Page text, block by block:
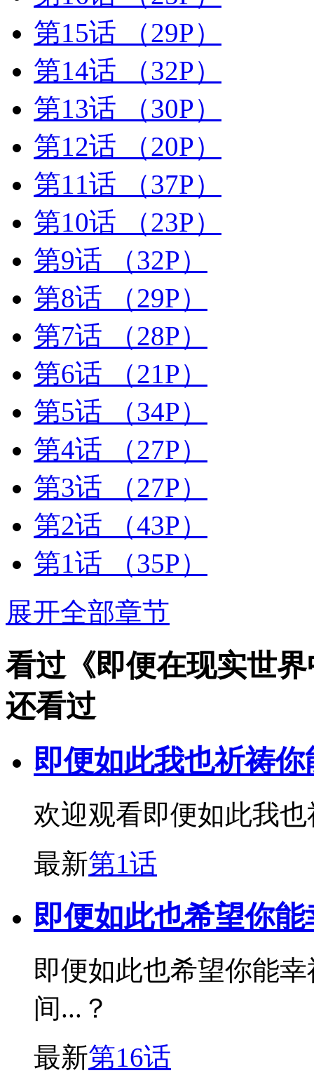
第15话
（29P）
第14话
（32P）
第13话
（30P）
第12话
（20P）
第11话
（37P）
第10话
（23P）
第9话
（32P）
第8话
（29P）
第7话
（28P）
第6话
（21P）
第5话
（34P）
第4话
（27P）
第3话
（27P）
第2话
（43P）
第1话
（35P）
展开全部章节
看过《即便在现实世
还看过
即便如此我也祈祷你
欢迎观看即便如此我
最新第1话
即便如此也希望你能
即便如此也希望你能
间...？
最新第16话